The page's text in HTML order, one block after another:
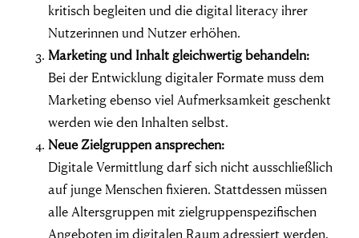
kritisch begleiten und die digital literacy ihrer
Nutzerinnen und Nutzer erhöhen.
Marketing und Inhalt gleichwertig behandeln:
Bei der Entwicklung digitaler Formate muss dem
Marketing ebenso viel Aufmerksamkeit geschenkt
werden wie den Inhalten selbst.
Neue Zielgruppen ansprechen:
Digitale Vermittlung darf sich nicht ausschließlich
auf junge Menschen fixieren. Stattdessen müssen
alle Altersgruppen mit zielgruppenspezifischen
Angeboten im digitalen Raum adressiert werden.